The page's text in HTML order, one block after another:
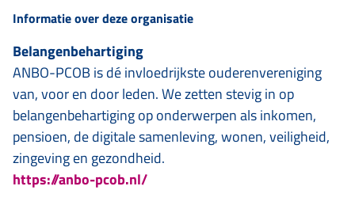
Informatie over deze organisatie
Belangenbehartiging
ANBO-PCOB is dé invloedrijkste ouderenvereniging
van, voor en door leden. We zetten stevig in op
belangenbehartiging op onderwerpen als inkomen,
pensioen, de digitale samenleving, wonen, veiligheid,
zingeving en gezondheid.
https://anbo-pcob.nl/